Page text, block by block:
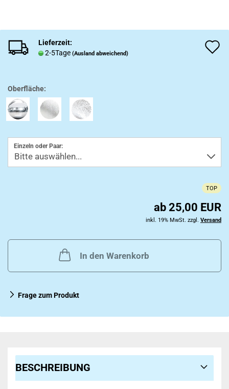
Lieferzeit:
2-5Tage (Ausland abweichend)
Oberfläche:
Einzeln oder Paar:
TOP
ab 25,00 EUR
inkl. 19% MwSt. zzgl. Versand
In den Warenkorb
Frage zum Produkt
BESCHREIBUNG